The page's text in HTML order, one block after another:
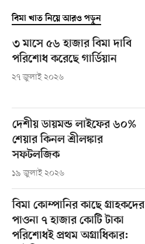
বিমা খাত নিয়ে আরও পড়ুন
৩ মাসে ৫৬ হাজার বিমা দাবি
পরিশোধ করেছে গার্ডিয়ান
২৭ জুলাই ২০২৬
দেশীয় ডায়মন্ড লাইফের ৬০%
শেয়ার কিনল শ্রীলঙ্কার
সফটলজিক
১৯ জুলাই ২০২৬
বিমা কোম্পানির কাছে গ্রাহকদের
পাওনা ৭ হাজার কোটি টাকা
পরিশোধই প্রথম অগ্রাধিকার: